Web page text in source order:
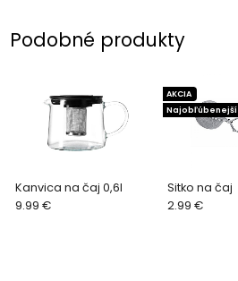
Podobné produkty
Kanvica na čaj 0,6l
9.99 €
Sitko na čaj
AKCIA
Najobľúbenejší
2.99 €